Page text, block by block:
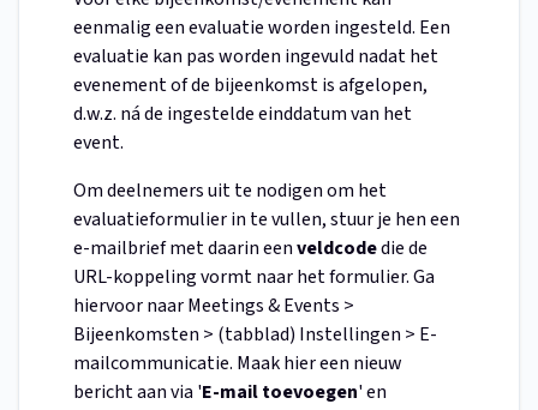
eenmalig een evaluatie worden ingesteld. Een
evaluatie kan pas worden ingevuld nadat het
evenement of de bijeenkomst is afgelopen,
d.w.z. ná de ingestelde einddatum van het
event.
Om deelnemers uit te nodigen om het
evaluatieformulier in te vullen, stuur je hen een
e-mailbrief met daarin eenveldcodedie de
URL-koppeling vormt naar het formulier. Ga
hiervoor naar Meetings & Events >
Bijeenkomsten > (tabblad) Instellingen > E-
mailcommunicatie. Maak hier een nieuw
bericht aan via 'E-mail toevoegen' en